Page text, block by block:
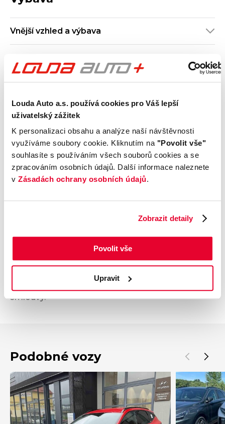
Louda Auto a.s. používá cookies pro Váš lepší
uživatelský zážitek
K personalizaci obsahu a analýze naší návštěvnosti
využíváme soubory cookie. Kliknutím na "Povolit vše"
souhlasíte s používáním všech souborů cookies a se
zpracováním osobních údajů. Další informace naleznete
v Zásadách ochrany osobních údajů.
Zobrazit detaily
Povolit vše
Upravit
Vnější vzhled a výbava
Multimédia
Bezpečnost a technika
Základní informace
Pohon
informativní charakter. Tato indikativní nabídka
není nabídkou ve smyslu § 1731 nebo § 1732
občanského zákoníku, ani se nejedná o veřejný
příslib dle § 1733 občanského zákoníku. Z této
indikativní nabídky nevzniká nárok na uzavření
smlouvy.
Podobné vozy